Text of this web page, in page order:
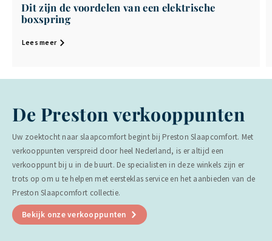
Dit zijn de voordelen van een elektrische
boxspring
Lees meer
De Preston verkooppunten
Uw zoektocht naar slaapcomfort begint bij Preston Slaapcomfort. Met
verkooppunten verspreid door heel Nederland, is er altijd een
verkooppunt bij u in de buurt. De specialisten in deze winkels zijn er
trots op om u te helpen met eersteklas service en het aanbieden van de
Preston Slaapcomfort collectie.
Bekijk onze verkooppunten